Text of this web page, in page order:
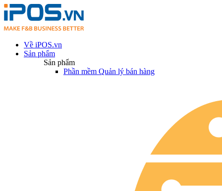
Về iPOS.vn
Sản phẩm
Sản phẩm
Phần mềm Quản lý bán hàng